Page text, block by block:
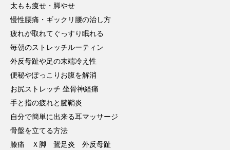
太もも痩せ・脚やせ
慢性腰痛・ギックリ腰の治し方
疲れが取れてぐっすり眠れる
毎朝のストレッチルーティン
外反母趾や足の末端冷え性
便秘やぽっこりお腹を解消
お尻ストレッチ 坐骨神経痛
手と指の疲れと腱鞘炎
自分で簡単に出来る耳マッサージ
骨盤を立てる方法
膝痛 Ｘ脚 鵞足炎 外反母趾